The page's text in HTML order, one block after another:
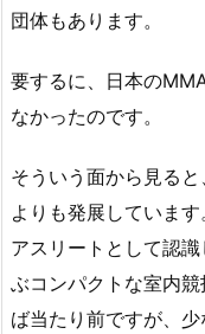
団体もあります。
要するに、日本の
なかったのです。
そういう面から見る
よりも発展していま
アスリートとして認
ぶコンパクトな室内
ば当たり前ですが、